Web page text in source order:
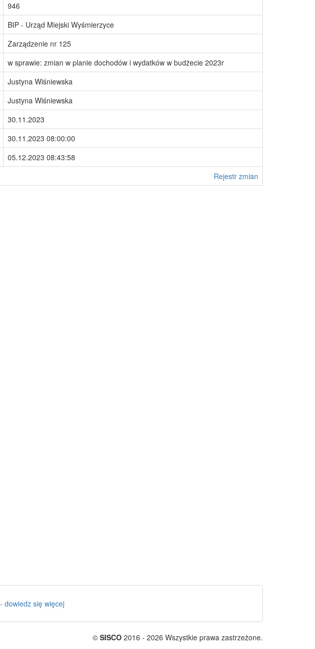
946
BIP - Urząd Miejski Wyśmierzyce
Zarządzenie nr 125
w sprawie: zmian w planie dochodów i wydatków w budżecie 2023r
Justyna Wiśniewska
Justyna Wiśniewska
30.11.2023
30.11.2023 08:00:00
05.12.2023 08:43:58
Rejestr zmian
dowiedz się więcej
© SISCO 2016 - 2026 Wszystkie prawa zastrzeżone.